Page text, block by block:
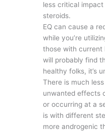
less critical
steroids.
EQ can cause a
while you’re
those with current
will probably find
healthy folks, it’s
There is much
unwanted effects
or occurring at a
is with different
more androgenic